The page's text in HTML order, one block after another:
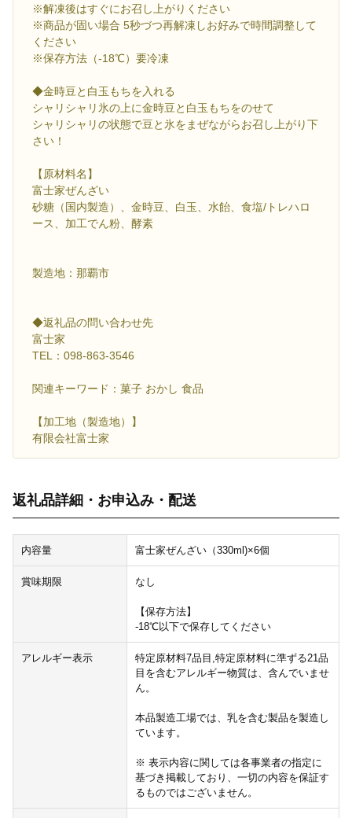
※解凍後はすぐにお召し上がりください
※商品が固い場合 5秒づつ再解凍しお好みで時間調整して
ください
※保存方法（-18℃）要冷凍
◆金時豆と白玉もちを入れる
シャリシャリ氷の上に金時豆と白玉もちをのせて
シャリシャリの状態で豆と氷をまぜながらお召し上がり下
さい！
【原材料名】
富士家ぜんざい
砂糖（国内製造）、金時豆、白玉、水飴、食塩/トレハロ
ース、加工でん粉、酵素
製造地：那覇市
◆返礼品の問い合わせ先
富士家
TEL：098-863-3546
関連キーワード：菓子 おかし 食品
【加工地（製造地）】
有限会社富士家
返礼品詳細・お申込み・配送
内容量 富士家ぜんざい（330ml)×6個
賞味期限 なし
【保存方法】
-18℃以下で保存してください
アレルギー表示
特定原材料7品目,特定原材料に準ずる21品
目を含むアレルギー物質は、含んでいませ
ん。
本品製造工場では、乳を含む製品を製造し
ています。
※ 表示内容に関しては各事業者の指定に
基づき掲載しており、一切の内容を保証す
るものではございません。